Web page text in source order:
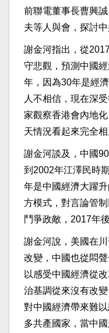
前聯電董事長曹興
夫等人與會，探討
謝金河指出，從
守悲觀，預測中國
年，因為30年是經
人不相信，現在深
家觀察香港會內地
天情況看起來完全
謝金河談及，中國
到2002年江澤民時
年是中國經濟大躍
方模式，對言論管
鬥爭政敵，2017年
謝金河說，美國在
改變，中國也從悶
以感受中國經濟從
治基調從來沒有改
對中國經濟帶來難
多共產國家，當中